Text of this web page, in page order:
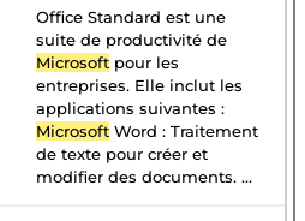
Office Standard est une
suite de productivité de
Microsoft pour les
entreprises. Elle inclut les
applications suivantes :
Microsoft Word : Traitement
de texte pour créer et
modifier des documents. ...